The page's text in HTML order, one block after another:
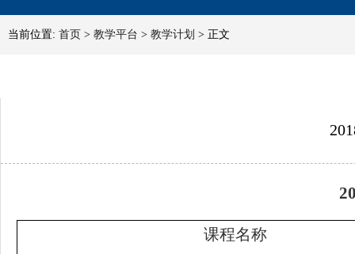
当前位置: 首页 > 教学平台 > 教学计划 > 正文
课程名称